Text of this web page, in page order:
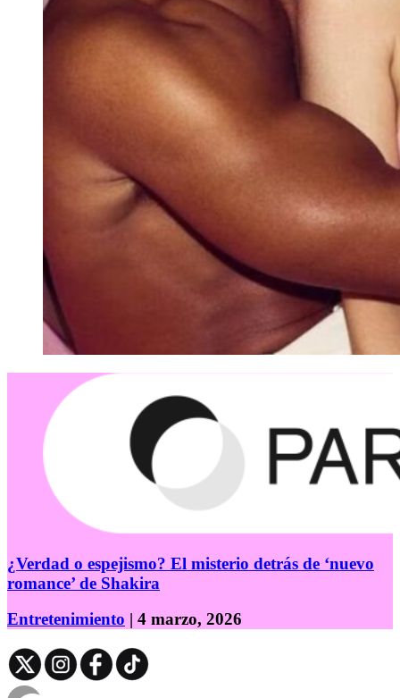
¿Verdad o espejismo? El misterio detrás de ‘nuevo
romance’ de Shakira
Entretenimiento | 4 marzo, 2026